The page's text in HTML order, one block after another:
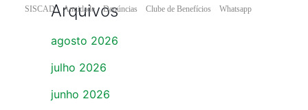
SISCAD Anuidade Denúncias Clube de Benefícios Whatsapp
Arquivos
agosto 2026
julho 2026
junho 2026